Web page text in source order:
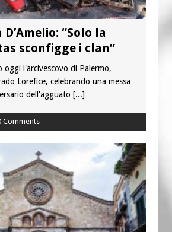
“Solo la
sconfigge i clan”
oggi l'arcivescovo di Palermo,
Lorefice, celebrando una messa
dell'agguato [...]
Comments